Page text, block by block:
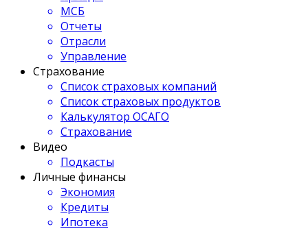
МСБ
Отчеты
Отрасли
Управление
Страхование
Список страховых компаний
Список страховых продуктов
Калькулятор ОСАГО
Страхование
Видео
Подкасты
Личные финансы
Экономия
Кредиты
Ипотека